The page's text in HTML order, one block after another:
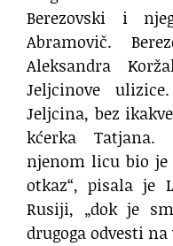
Berezovski i
Abramovič.
Aleksandra
Jeljcinove
Jeljcina, bez
kćerka Tatjana.
njenom licu bio je
otkaz“, pisala je
Rusiji, „dok je
drugoga odvesti